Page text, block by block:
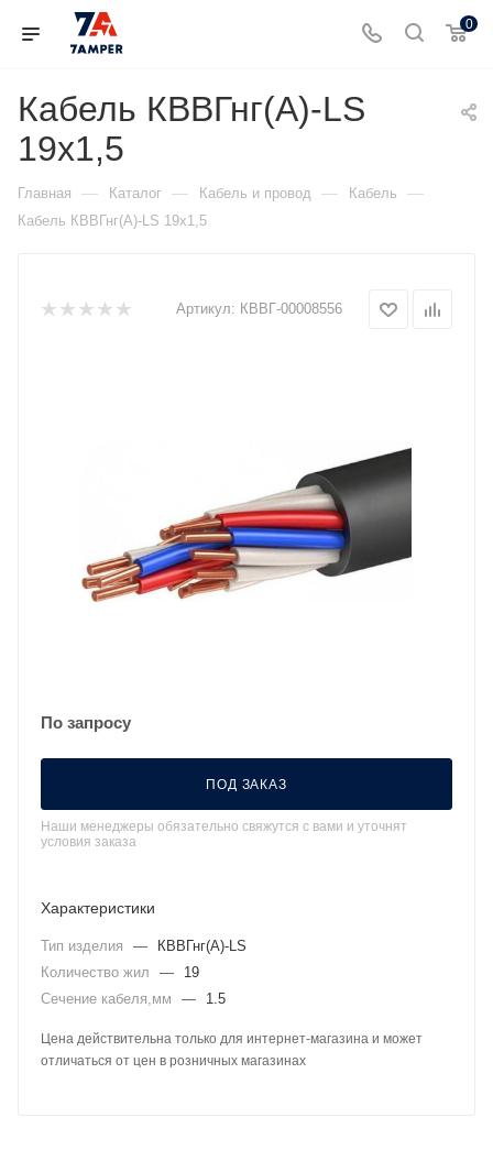
0
Кабель КВВГнг(А)-LS
19х1,5
Главная — Каталог — Кабель и провод — Кабель —
Кабель КВВГнг(А)-LS 19х1,5
Артикул: КВВГ-00008556
По запросу
ПОД ЗАКАЗ
Наши менеджеры обязательно свяжутся с вами и уточнят
условия заказа
Характеристики
Тип изделия —
КВВГнг(А)-LS
Количество жил
—
19
Сечение кабеля,мм
— 1.5
Цена действительна только для интернет-магазина и может
отличаться от цен в розничных магазинах